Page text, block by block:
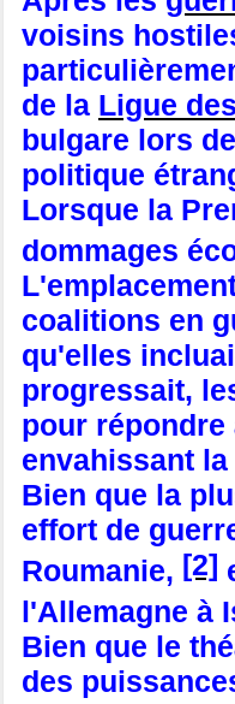
voisins
de la Ligue
bulgare lors
politique
Lorsque la
dommages
coalitions en
qu'elles
progressait,
pour répondre
envahissant
Bien que la
effort de
Roumanie, [2]
l'Allemagne à
Bien que le
des